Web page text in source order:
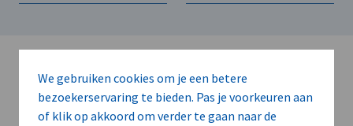
We gebruiken cookies om je een betere
bezoekerservaring te bieden. Pas je voorkeuren aan
of klik op akkoord om verder te gaan naar de